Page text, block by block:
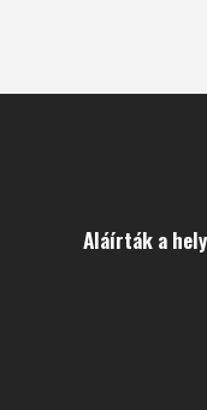
Aláírták a